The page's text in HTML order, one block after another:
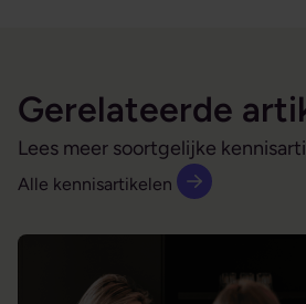
Gerelateerde
Lees meer soortgelijke
Alle kennisartikelen
De moeilijke medewerker is je beste